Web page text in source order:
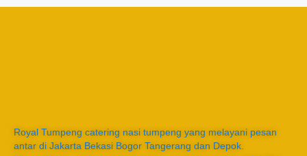
Royal Tumpeng catering nasi tumpeng yang melayani pesan
antar di Jakarta Bekasi Bogor Tangerang dan Depok.